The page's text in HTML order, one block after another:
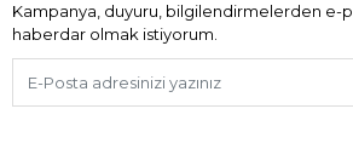
Kampanya, duyuru, bilgilendirmelerden e-
haberdar olmak istiyorum.